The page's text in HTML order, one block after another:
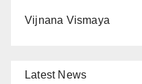
Vijnana Vismaya
Latest News